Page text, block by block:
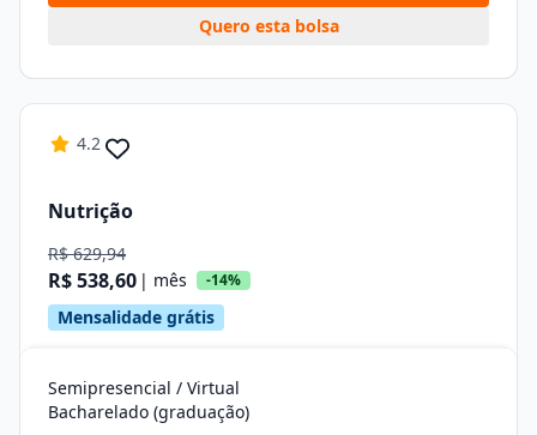
Quero esta bolsa
4.2
Nutrição
R$ 629,94
R$ 538,60 | mês -14%
Mensalidade grátis
Semipresencial / Virtual
Bacharelado (graduação)